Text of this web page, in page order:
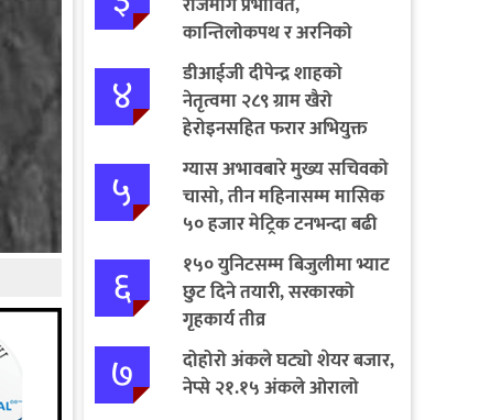
कान्तिलोकपथ र अरनिको
राजमार्ग पूर्ण अवरुद्ध
४
डीआईजी दीपेन्द्र शाहको
नेतृत्वमा २८९ ग्राम खैरो
हेरोइनसहित फरार अभियुक्त
पक्राउ
५
ग्यास अभावबारे मुख्य सचिवको
चासो, तीन महिनासम्म मासिक
५० हजार मेट्रिक टनभन्दा बढी
आयात गर्ने निर्णय
६
१५० युनिटसम्म बिजुलीमा भ्याट
छुट दिने तयारी, सरकारको
गृहकार्य तीव्र
७
दोहोरो अंकले घट्यो शेयर बजार,
नेप्से २१.१५ अंकले ओरालो